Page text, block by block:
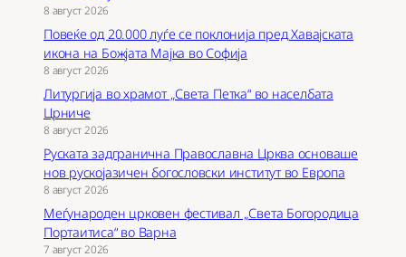
8 август 2026
Повеќе од 20.000 луѓе се поклонија пред Хавајската
икона на Божјата Мајка во Софија
8 август 2026
Литургија во храмот „Света Петка“ во населбата
Црниче
8 август 2026
Руската задгранична Православна Црква основаше
нов рускојазичен богословски институт во Европа
8 август 2026
Меѓународен црковен фестивал „Света Богородица
Портаитиса“ во Варна
7 август 2026